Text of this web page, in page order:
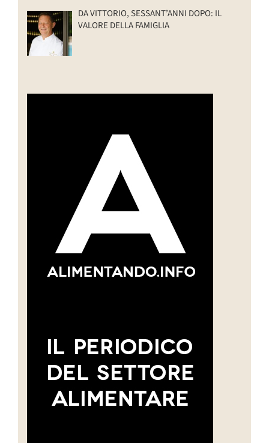
DA VITTORIO, SESSANT’ANNI DOPO: IL
VALORE DELLA FAMIGLIA